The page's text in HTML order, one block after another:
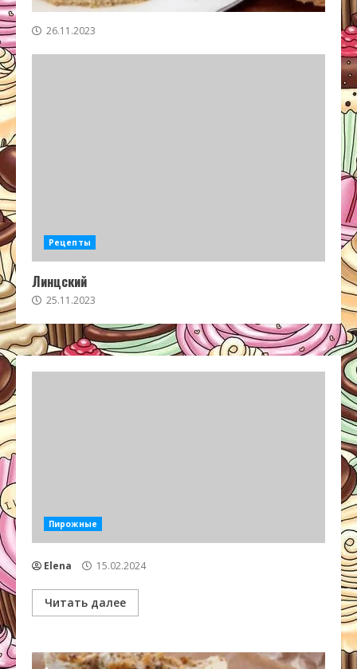
26.11.2023
Рецепты
Линцский
25.11.2023
Пирожные
Elena 15.02.2024
Читать далее